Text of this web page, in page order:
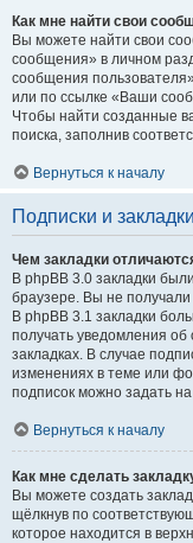
Как мне найти свои
Вы можете найти свои
сообщения» в личном
сообщения
или по ссылке «Ваши
Чтобы найти созданные
поиска, заполнив
Вернуться к началу
Подписки и закладки
Чем закладки
В phpBB 3.0 закладки
браузере. Вы не
В phpBB 3.1 закладки
получать уведомления
закладках. В случае
изменениях в теме или
подписок можно задать
Вернуться к началу
Как мне сделать
Вы можете создать
щёлкнув по
которое находится в